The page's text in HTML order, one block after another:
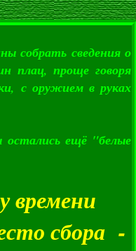
сведения о
плац, проще говоря
с оружием в руках
остались ещё "белые
времени
сбора -